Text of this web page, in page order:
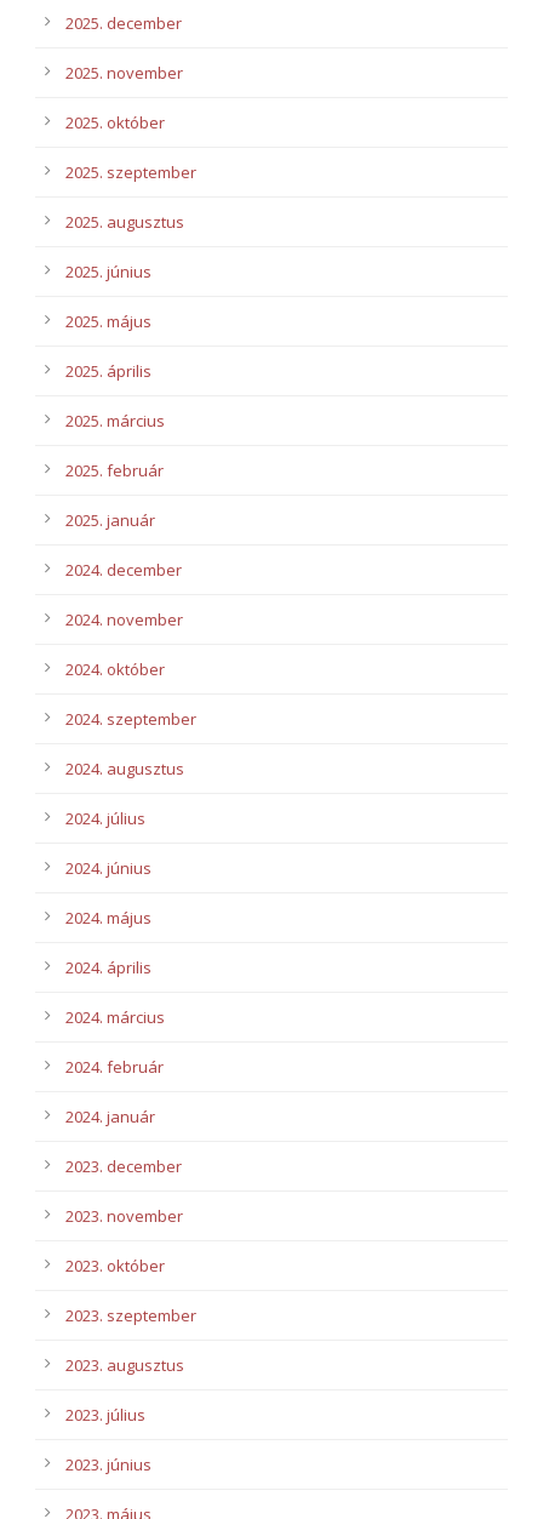
2025. december
2025. november
2025. október
2025. szeptember
2025. augusztus
2025. június
2025. május
2025. április
2025. március
2025. február
2025. január
2024. december
2024. november
2024. október
2024. szeptember
2024. augusztus
2024. július
2024. június
2024. május
2024. április
2024. március
2024. február
2024. január
2023. december
2023. november
2023. október
2023. szeptember
2023. augusztus
2023. július
2023. június
2023. május